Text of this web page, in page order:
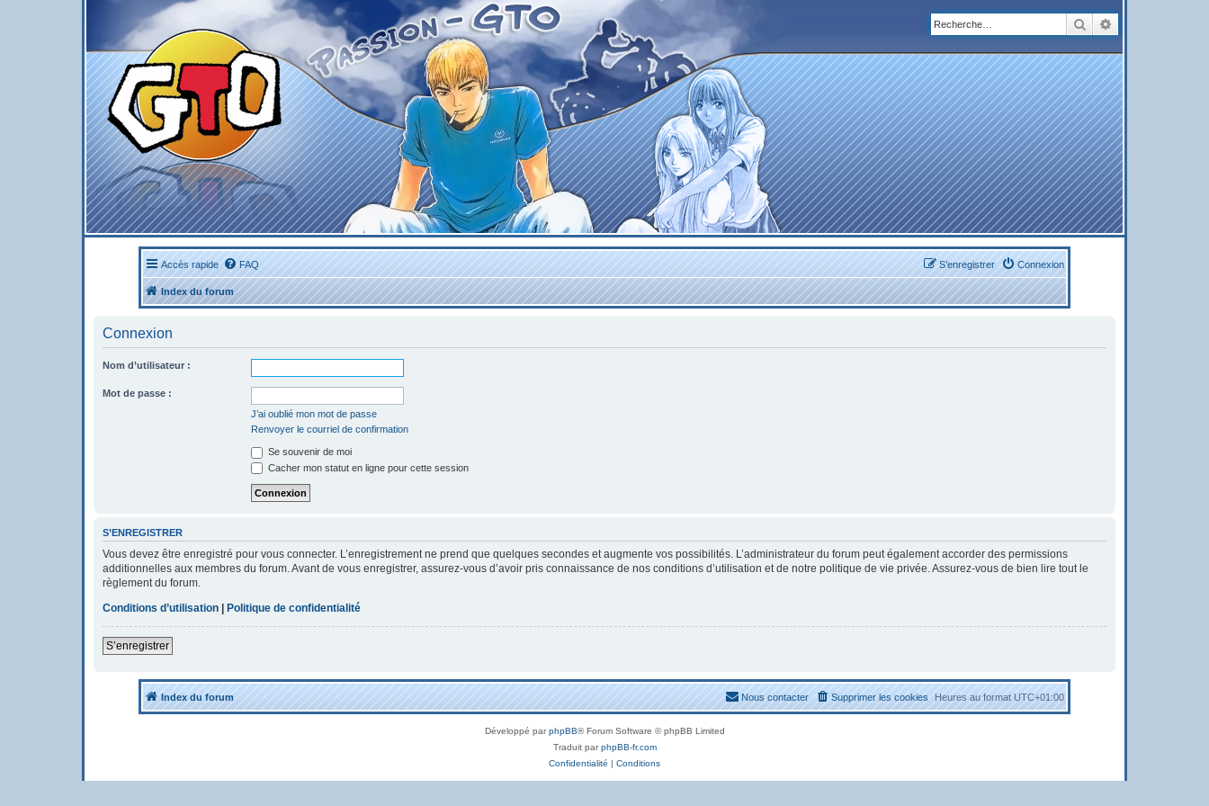
Rechercher
Accès rapide FAQ Connexion
S’enregistrer
Index du forum
Connexion
Nom d’utilisateur :
Mot de passe :
J’ai oublié mon mot de passe
Renvoyer le courriel de confirmation
Se souvenir de moi
Cacher mon statut en ligne pour cette session
S’ENREGISTRER
Vous devez être enregistré pour vous connecter. L’enregistrement ne prend que quelques secondes et augmente vos possibilités. L’administrateur du forum peut également accorder des permissions
additionnelles aux membres du forum. Avant de vous enregistrer, assurez-vous d’avoir pris connaissance de nos conditions d’utilisation et de notre politique de vie privée. Assurez-vous de bien lire tout le
règlement du forum.
Conditions d’utilisation | Politique de confidentialité
S’enregistrer
Index du forum Heures au formatUTC+01:00
Supprimer les cookies
Nous contacter
Développé parphpBB® Forum Software © phpBB Limited
Traduit parphpBB-fr.com
Confidentialité | Conditions